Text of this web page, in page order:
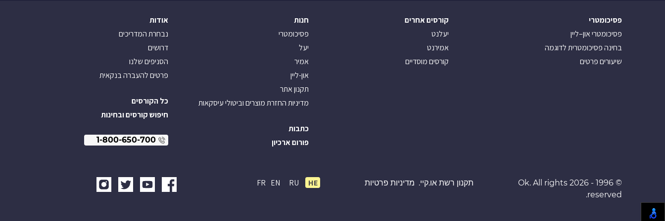
פסיכומטרי
פסיכומטרי און–ליין
בחינה פסיכומטרית לדוגמה
שיעורים פרטים
קורסים אחרים
יעלנט
אמירנט
קורסים מוסדיים
חנות
פסיכומטרי
יעל
אמיר
און-ליין
תקנון אתר
מדיניות החזרת מוצרים וביטולי עיסקאות
כתבות
פורום ארכיון
אודות
נבחרת המדריכים
דרושים
הסניפים שלנו
פרטים להעברה בנקאית
כל הקורסים
חיפוש קורסים ובחינות
1-800-650-700
© 1996 - 2026 Ok. All rights
reserved.
תקנון רשת או.קיי. מדיניות פרטיות HE
RU
EN
FR